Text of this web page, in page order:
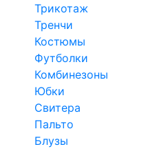
Трикотаж
Тренчи
Костюмы
Футболки
Комбинезоны
Юбки
Свитера
Пальто
Блузы